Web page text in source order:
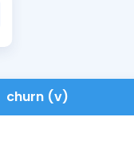
Sınavlarla İlgili Haberler
churn (v)